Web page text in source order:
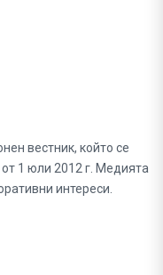
вестник, който се
1 юли 2012 г. Медията
интереси.